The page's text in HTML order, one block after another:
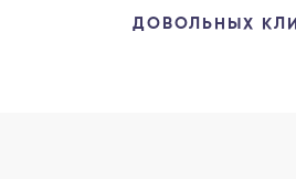
ДОВОЛЬНЫХ